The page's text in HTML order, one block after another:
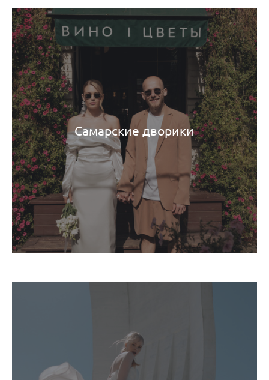
Самарские дворики